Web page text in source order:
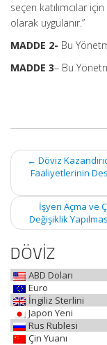
seçen katılımcılar
olarak uygulanır.”
MADDE 2- Bu
MADDE 3– Bu
Post
navigation
← Döviz
Faaliyetlerinin
İşyeri Açma ve
Değişiklik
DÖVİZ
ABD Doları
Euro
İngiliz Sterlini
Japon Yeni
Rus Rublesi
Çin Yuanı